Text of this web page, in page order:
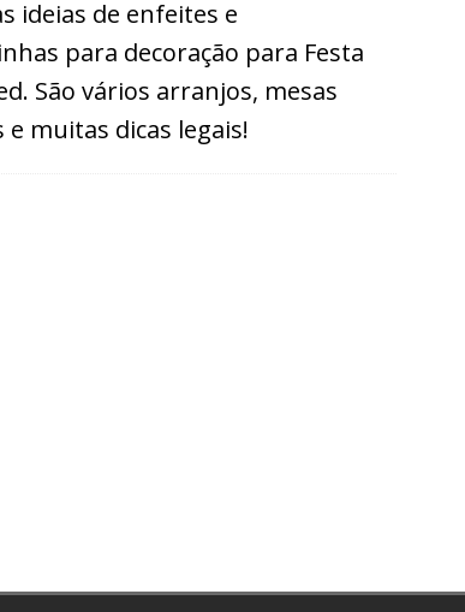
ideias de enfeites e
para decoração para Festa
São vários arranjos, mesas
e muitas dicas legais!